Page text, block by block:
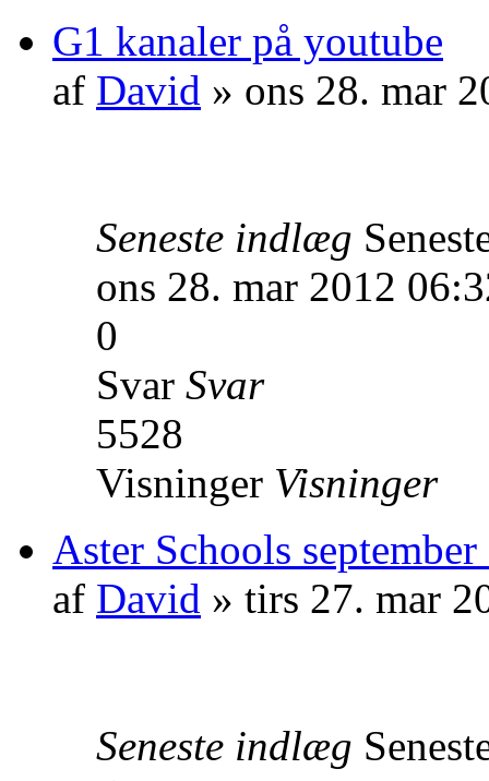
G1 kanaler på youtube
af David » ons 28. mar
Seneste indlæg
ons 28. mar 2012
0
Svar Svar
5528
Visninger Visninger
Aster Schools
af David » tirs 27. mar
Seneste indlæg